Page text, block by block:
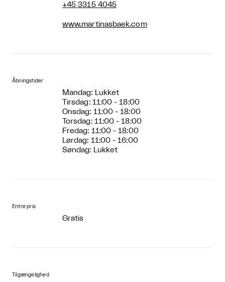
+45 3315 4045
www.martinasbaek.com
Åbningstider
Mandag: Lukket
Tirsdag: 11:00 - 18:00
Onsdag: 11:00 - 18:00
Torsdag: 11:00 - 18:00
Fredag: 11:00 - 18:00
Lørdag: 11:00 - 16:00
Søndag: Lukket
Entre pris
Gratis
Tilgængelighed